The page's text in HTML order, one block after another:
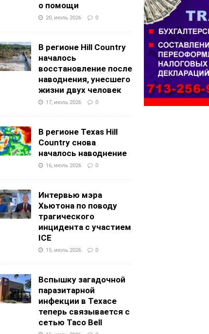
о помощи
20, июль 2026 0
В регионе Hill Country
началось
восстановление после
наводнения, унесшего
жизни двух человек
17, июль 2026 0
В регионе Texas Hill
Country снова
началось наводнение
16, июль 2026 0
Интервью мэра
Хьютона по поводу
трагического
инцидента с участием
ICE
15, июль 2026 0
Вспышку загадочной
паразитарной
инфекции в Техасе
теперь связывается с
сетью Taco Bell